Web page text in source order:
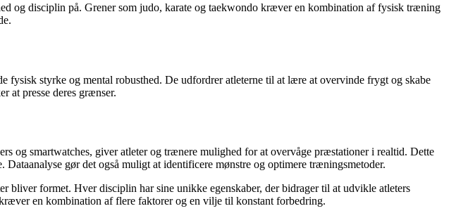
og disciplin på. Grener som judo, karate og taekwondo kræver en kombination af fysisk træning
styrke og mental robusthed. De udfordrer atleterne til at lære at overvinde frygt og skabe
at presse deres grænser.
og smartwatches, giver atleter og trænere mulighed for at overvåge præstationer i realtid. Dette
gør det også muligt at identificere mønstre og optimere træningsmetoder.
bliver formet. Hver disciplin har sine unikke egenskaber, der bidrager til at udvikle atleters
en kombination af flere faktorer og en vilje til konstant forbedring.